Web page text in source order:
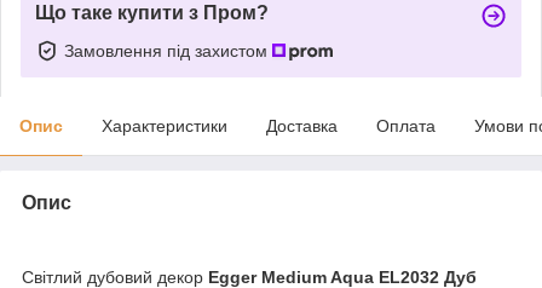
Що таке купити з Пром?
Замовлення під захистом
Опис Характеристики Доставка Оплата Умови
Опис
Світлий дубовий декор Egger Medium Aqua EL2032 Дуб